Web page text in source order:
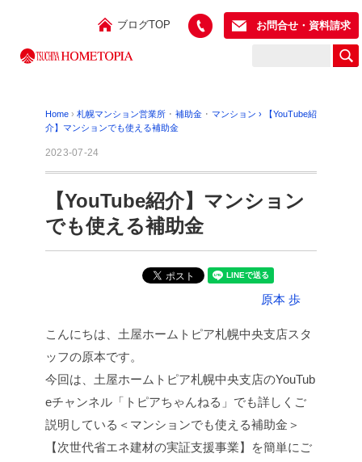
ブログTOP お問合せ・資料請求
Home › 札幌マンション営業所 ･ 補助金 ･ マンション ›
【YouTube紹
介】マンションでも使える補助金
2023-07-24
【YouTube紹介】マンション
でも使える補助金
原本 歩
こんにちは、土屋ホームトピア札幌中央支店スタ
ッフの原本です。
今回は、土屋ホームトピア札幌中央支店のYouTub
eチャンネル「トピアちゃんねる」でも詳しくご
説明している＜マンションでも使える補助金＞
【次世代省エネ建材の実証支援事業】を簡単にご